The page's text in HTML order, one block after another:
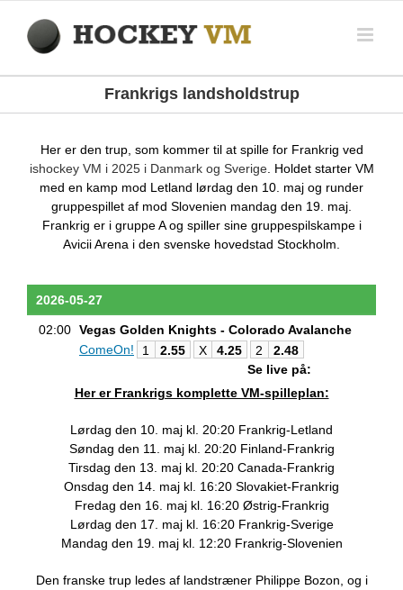
content
Frankrigs landsholdstrup
Her er den trup, som kommer til at spille for Frankrig ved
ishockey VM i 2025 i Danmark og Sverige. Holdet starter VM
med en kamp mod Letland lørdag den 10. maj og runder
gruppespillet af mod Slovenien mandag den 19. maj.
Frankrig er i gruppe A og spiller sine gruppespilskampe i
Avicii Arena i den svenske hovedstad Stockholm.
2026-05-27
02:00 Vegas Golden Knights - Colorado Avalanche
ComeOn!
1 2.55 X 4.25 2
2.48
Se live på:
Her er Frankrigs komplette VM-spilleplan:
Lørdag den 10. maj kl. 20:20 Frankrig-Letland
Søndag den 11. maj kl. 20:20 Finland-Frankrig
Tirsdag den 13. maj kl. 20:20 Canada-Frankrig
Onsdag den 14. maj kl. 16:20 Slovakiet-Frankrig
Fredag den 16. maj kl. 16:20 Østrig-Frankrig
Lørdag den 17. maj kl. 16:20 Frankrig-Sverige
Mandag den 19. maj kl. 12:20 Frankrig-Slovenien
Den franske trup ledes af landstræner Philippe Bozon, og i